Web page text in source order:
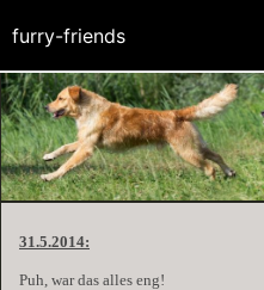
31.5.2014:
Puh, war das alles eng!
furry-friends